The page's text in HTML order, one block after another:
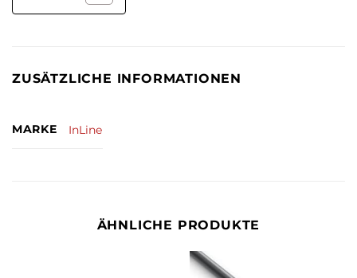
ZUSÄTZLICHE INFORMATIONEN
MARKE InLine
ÄHNLICHE PRODUKTE